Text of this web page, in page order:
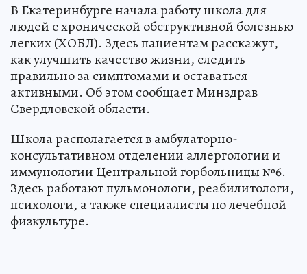
В Екатеринбурге начала работу школа для
людей с хронической обструктивной болезнью
легких (ХОБЛ). Здесь пациентам расскажут,
как улучшить качество жизни, следить
правильно за симптомами и оставаться
активными. Об этом сообщает Минздрав
Свердловской области.
Школа располагается в амбулаторно-
консультативном отделении аллергологии и
иммунологии Центральной горбольницы №6.
Здесь работают пульмонологи, реабилитологи,
психологи, а также специалисты по лечебной
физкультуре.